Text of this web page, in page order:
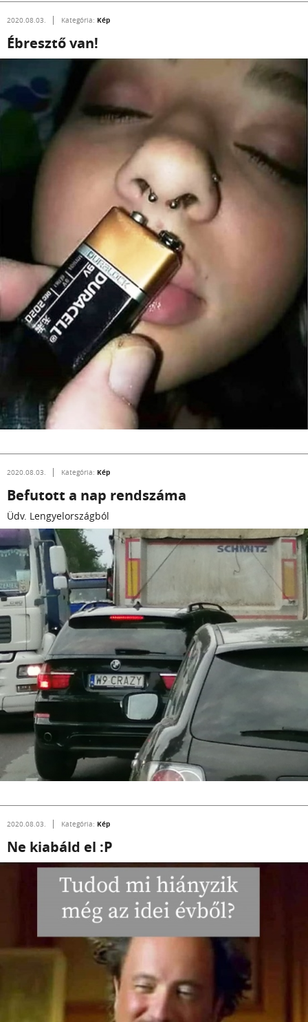
2020.08.03. Kategória: Kép
Ébresztő van!
2020.08.03. Kategória: Kép
Befutott a nap rendszáma
Üdv. Lengyelországból
2020.08.03. Kategória: Kép
Ne kiabáld el :P